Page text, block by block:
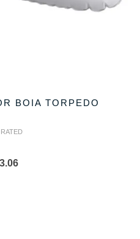
BOIA TORPEDO